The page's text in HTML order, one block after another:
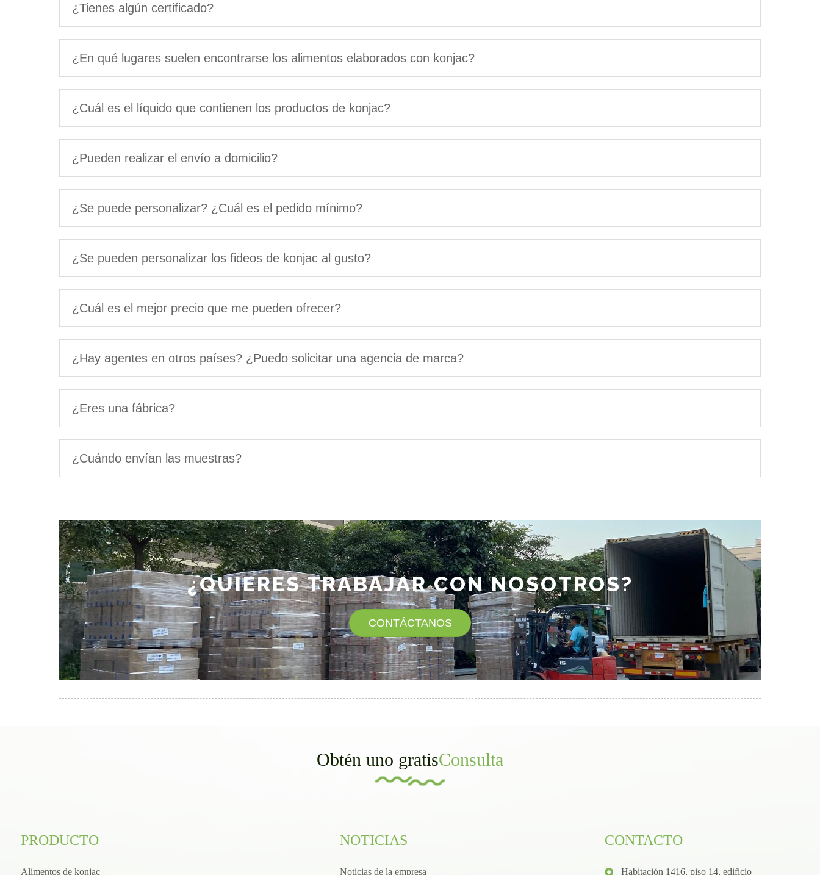
¿Tienes algún certificado?
¿En qué lugares suelen encontrarse los alimentos elaborados con konjac?
¿Cuál es el líquido que contienen los productos de konjac?
¿Pueden realizar el envío a domicilio?
¿Se puede personalizar? ¿Cuál es el pedido mínimo?
¿Se pueden personalizar los fideos de konjac al gusto?
¿Cuál es el mejor precio que me pueden ofrecer?
¿Hay agentes en otros países? ¿Puedo solicitar una agencia de marca?
¿Eres una fábrica?
¿Cuándo envían las muestras?
¿QUIERES TRABAJAR CON NOSOTROS?
CONTÁCTANOS
Obtén uno gratisConsulta
PRODUCTO
Alimentos de konjac
NOTICIAS
Noticias de la empresa
CONTACTO
Habitación 1416, piso 14, edificio